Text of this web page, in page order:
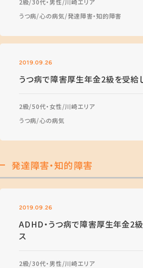
2級 30代・男性 川崎エリア
うつ病 心の病気 発達障害・知的障害
2019.09.26
うつ病で障害厚生年金2級を受給
2級 50代・女性 川崎エリア
うつ病 心の病気
発達障害・知的障害
2019.09.26
ADHD・うつ病で障害厚生年金2
ス
2級 30代・男性 川崎エリア